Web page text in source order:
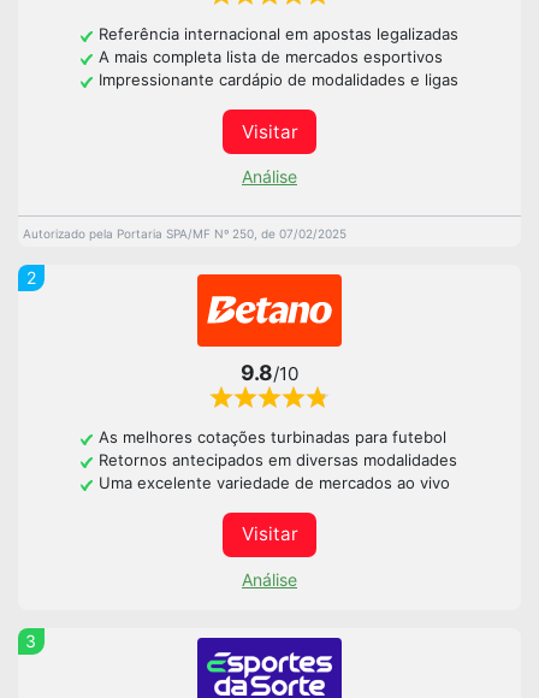
Referência internacional em apostas legalizadas
A mais completa lista de mercados esportivos
Impressionante cardápio de modalidades e ligas
Visitar
Análise
Autorizado pela Portaria SPA/MF Nº 250, de 07/02/2025
2
9.8/10
As melhores cotações turbinadas para futebol
Retornos antecipados em diversas modalidades
Uma excelente variedade de mercados ao vivo
Visitar
Análise
3